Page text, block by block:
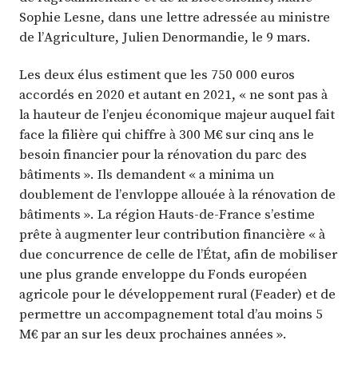
Sophie Lesne, dans une lettre adressée au ministre
de l’Agriculture, Julien Denormandie, le 9 mars.
Les deux élus estiment que les 750 000 euros
accordés en 2020 et autant en 2021, « ne sont pas à
la hauteur de l’enjeu économique majeur auquel fait
face la filière qui chiffre à 300 M€ sur cinq ans le
besoin financier pour la rénovation du parc des
bâtiments ». Ils demandent « a minima un
doublement de l’envloppe allouée à la rénovation de
bâtiments ». La région Hauts-de-France s’estime
prête à augmenter leur contribution financière « à
due concurrence de celle de l’État, afin de mobiliser
une plus grande enveloppe du Fonds européen
agricole pour le développement rural (Feader) et de
permettre un accompagnement total d’au moins 5
M€ par an sur les deux prochaines années ».